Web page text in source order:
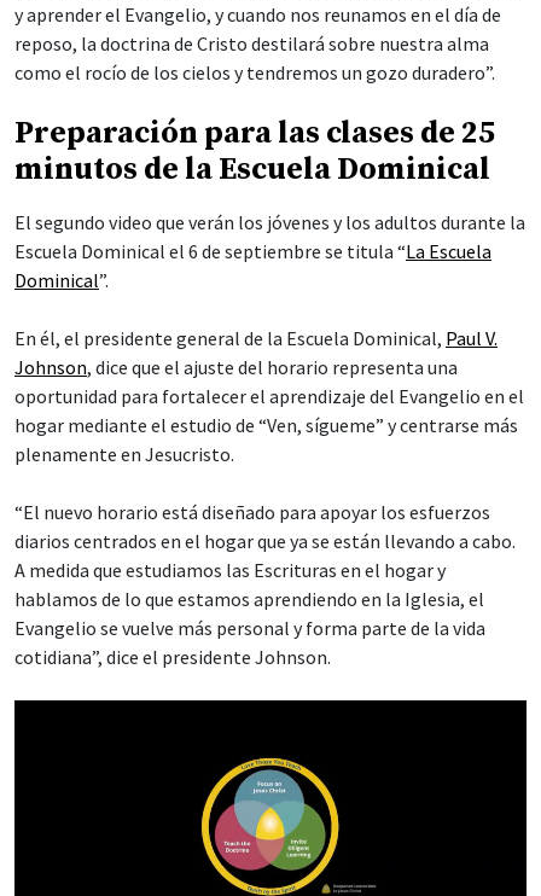
y aprender el Evangelio, y cuando nos reunamos en el día de
reposo, la doctrina de Cristo destilará sobre nuestra alma
como el rocío de los cielos y tendremos un gozo duradero”.
Preparación para las clases de 25
minutos de la Escuela Dominical
El segundo video que verán los jóvenes y los adultos durante la
Escuela Dominical el 6 de septiembre se titula “La Escuela
Dominical”.
En él, el presidente general de la Escuela Dominical, Paul V.
Johnson, dice que el ajuste del horario representa una
oportunidad para fortalecer el aprendizaje del Evangelio en el
hogar mediante el estudio de “Ven, sígueme” y centrarse más
plenamente en Jesucristo.
“El nuevo horario está diseñado para apoyar los esfuerzos
diarios centrados en el hogar que ya se están llevando a cabo.
A medida que estudiamos las Escrituras en el hogar y
hablamos de lo que estamos aprendiendo en la Iglesia, el
Evangelio se vuelve más personal y forma parte de la vida
cotidiana”, dice el presidente Johnson.